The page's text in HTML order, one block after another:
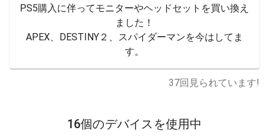
PS5購入に伴ってモニターやヘッドセットを買い換え
ました！
APEX、DESTINY２、スパイダーマンを今はしてま
す。
37回見られています!
16個のデバイスを使用中